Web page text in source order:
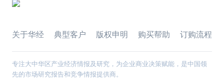
关于华经 典型客户 版权申明 购买帮助 订购流程
专注大中华区产业经济情报及研究，为企业商业决策赋能，是中国领
先的市场研究报告和竞争情报提供商。